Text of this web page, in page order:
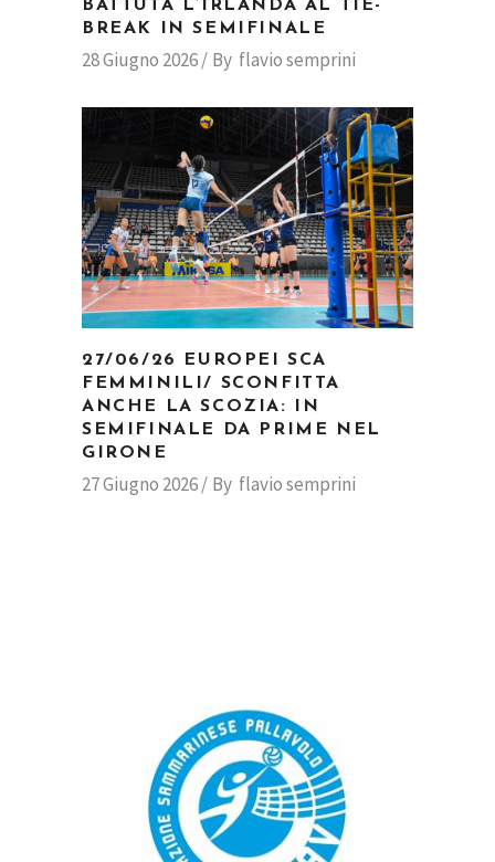
BATTUTA L’IRLANDA AL TIE-
BREAK IN SEMIFINALE
28 Giugno 2026 By flavio semprini
27/06/26 EUROPEI SCA
FEMMINILI/ SCONFITTA
ANCHE LA SCOZIA: IN
SEMIFINALE DA PRIME NEL
GIRONE
27 Giugno 2026 By flavio semprini